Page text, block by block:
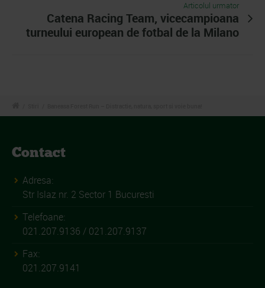
Articolul urmator
Catena Racing Team, vicecampioana
turneului european de fotbal de la Milano
Contact
Adresa:
Str Islaz nr. 2 Sector 1 Bucuresti
Telefoane:
021.207.9136 / 021.207.9137
Fax:
021.207.9141